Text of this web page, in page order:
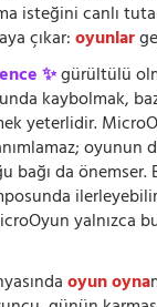
isteğini canlı
çıkar:oyunlar
✨gürültülü
kaybolmak,
yeterlidir.
bağı da önemser.
yalnızca
oyun oyna